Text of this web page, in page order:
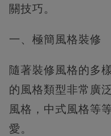
關技巧。
一、極簡風格裝修
隨著裝修風格的多
的風格類型非常廣
風格，中式風格等
愛。